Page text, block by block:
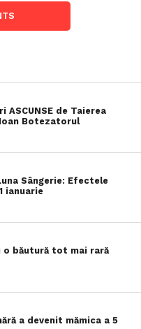
de Taierea
Botezatorul
Sângerie: Efectele
ianuarie
o băutură tot mai rară
a devenit mămica a 5